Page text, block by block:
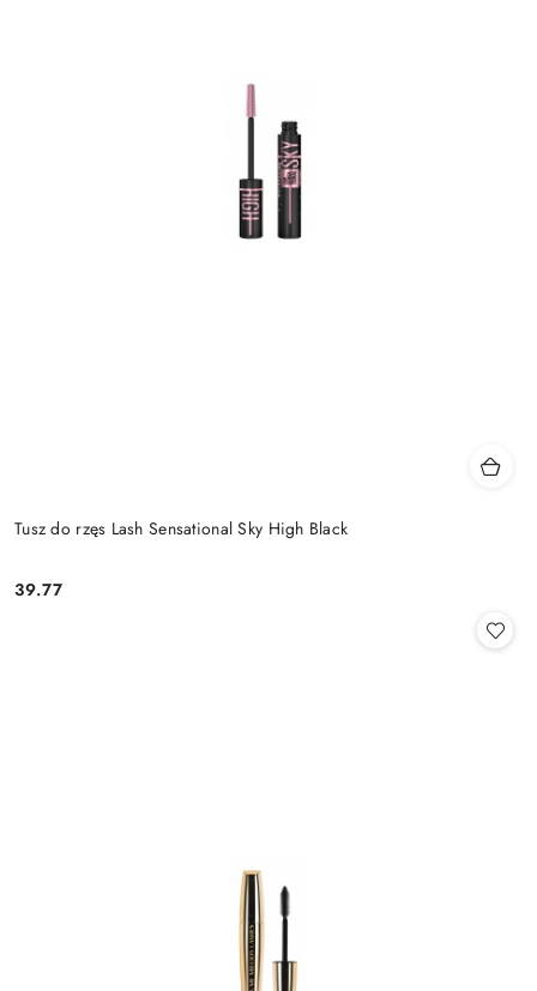
Tusz do rzęs Lash Sensational Sky High Black
Cena:
39.77